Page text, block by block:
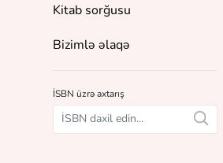
Kitab sorğusu
Bizimlə əlaqə
İSBN üzrə axtarış